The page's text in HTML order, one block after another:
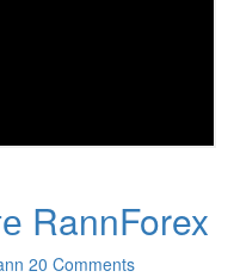
RannForex
20 Comments